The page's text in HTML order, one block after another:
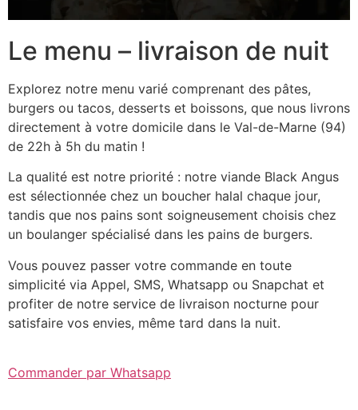
Le menu – livraison de nuit
Explorez notre menu varié comprenant des pâtes,
burgers ou tacos, desserts et boissons, que nous livrons
directement à votre domicile dans le Val-de-Marne (94)
de 22h à 5h du matin !
La qualité est notre priorité : notre viande Black Angus
est sélectionnée chez un boucher halal chaque jour,
tandis que nos pains sont soigneusement choisis chez
un boulanger spécialisé dans les pains de burgers.
Vous pouvez passer votre commande en toute
simplicité via Appel, SMS, Whatsapp ou Snapchat et
profiter de notre service de livraison nocturne pour
satisfaire vos envies, même tard dans la nuit.
Commander par Whatsapp